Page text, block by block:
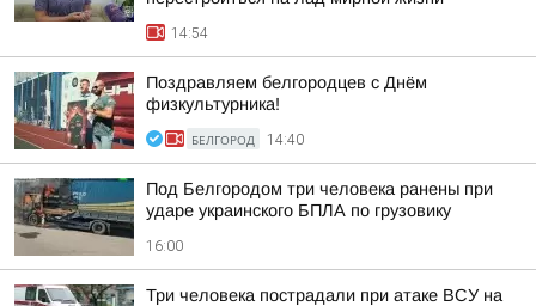
14:54
Поздравляем белгородцев с Днём
физкультурника!
БЕЛГОРОД 14:40
Под Белгородом три человека ранены при
ударе украинского БПЛА по грузовику
16:00
Три человека пострадали при атаке ВСУ на